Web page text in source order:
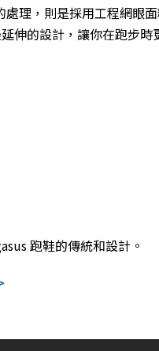
處理，則是採用工程網眼
伸的設計，讓你在跑步
跑鞋的傳統和設計。